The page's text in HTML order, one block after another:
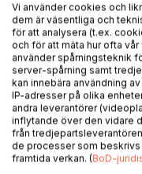
Prosapoesin "När
utforskar djupt
en lyrisk och
sorg, förlust och
metaforisk
och känslor. Genom
författaren en
ögonblick, från
Texten undersöker
Vi använder cookies och
dem är väsentliga och
för att analysera (t.ex.
och för att mäta hur ofta
använder spårningsteknik
server-spårning samt
kan innebära användning
IP-adresser på olika
andra leverantörer
inflytande över den vidare
från
de processer som
framtida verkan. (BoD-